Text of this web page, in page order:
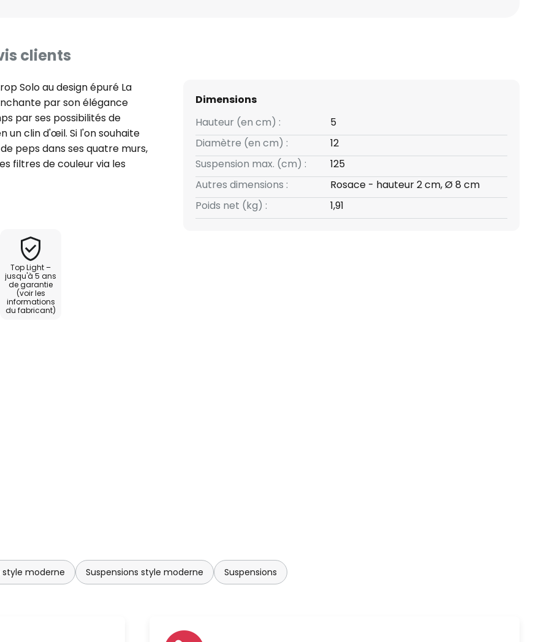
clients
Solo au design épuré La
par son élégance
par ses possibilités de
un clin d'œil. Si l'on souhaite
peps dans ses quatre murs,
filtres de couleur via les
le boîtier et la lentille et
Solo diffuse la lumière aussi
dans la pièce sans
à l'aspect métallique
aménagées de
Top Light –
jusqu'à 5 ans
de garantie
(voir les
informations
du fabricant)
Dimensions
Hauteur (en cm) :
5
Diamètre (en cm) :
12
Suspension max. (cm) :
125
Autres dimensions :
Rosace - hauteur 2 cm, Ø 8 cm
Poids net (kg) :
1,91
style moderne Suspensions style moderne Suspensions